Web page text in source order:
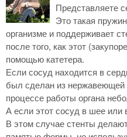
Представляете
Это такая
организме и поддерживает
после того, как этот
помощью катетера.
Если сосуд находится в
был сделан из нержавеющей
процессе работы органа
А если этот сосуд в шее
В этом случае стенты